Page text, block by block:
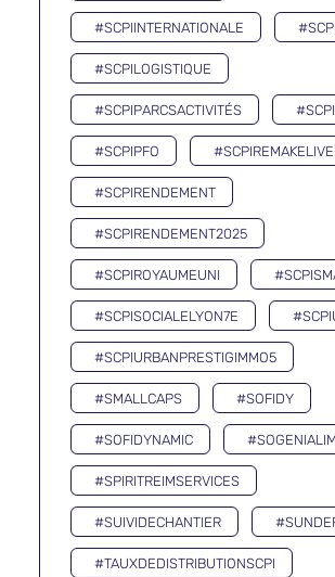
#SCPIINTERNATIONALE
#SCPILOGISTIQUE
#SCPIPARCSACTIVITÉS
#SCPIPFO #SCPIREMAKELIVE
#SCPIRENDEMENT
#SCPIRENDEMENT2025
#SCPIROYAUMEUNI
#SCPISOCIALELYON7E
#SCPIURBANPRESTIGIMMO5
#SMALLCAPS #SOFIDY
#SOFIDYNAMIC
#SPIRITREIMSERVICES
#SUIVIDECHANTIER
#TAUXDEDISTRIBUTIONSCPI